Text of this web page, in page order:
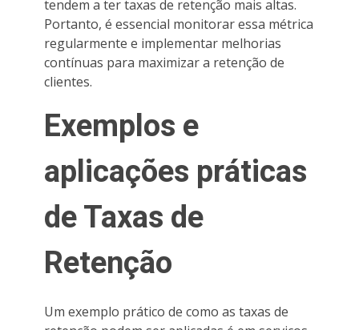
tendem a ter taxas de retenção mais altas.
Portanto, é essencial monitorar essa métrica
regularmente e implementar melhorias
contínuas para maximizar a retenção de
clientes.
Exemplos e
aplicações práticas
de Taxas de
Retenção
Um exemplo prático de como as taxas de